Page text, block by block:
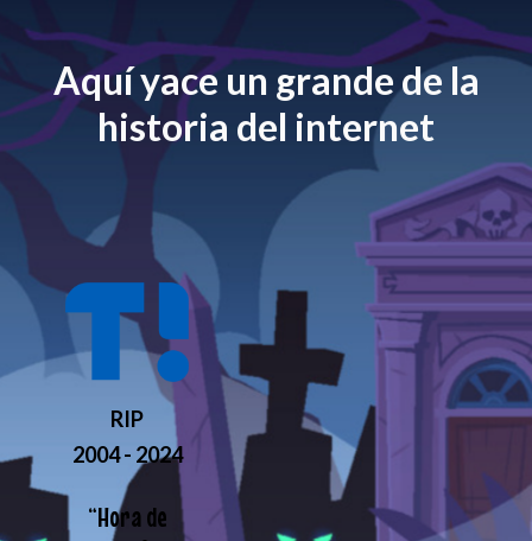
Aquí yace un grande de la
historia del internet
RIP
2004 - 2024
“Hora de